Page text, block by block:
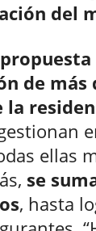
del
de más
la
ellas
se
, hasta